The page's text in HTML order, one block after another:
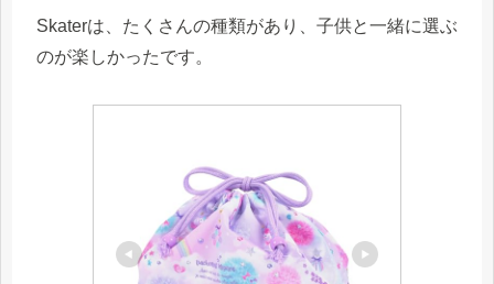
Skaterは、たくさんの種類があり、子供と一緒に選ぶ
のが楽しかったです。